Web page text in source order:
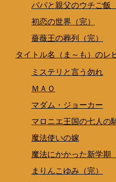
パパと親父のウチご飯
初恋の世界（完）
薔薇王の葬列（完）
タイトル名（ま～も）のレ
ミステリと言う勿れ
ＭＡＯ
マダム・ジョーカー
マロニエ王国の七人の
魔法使いの嫁
魔法にかかった新学期
まりんこゆみ（完）